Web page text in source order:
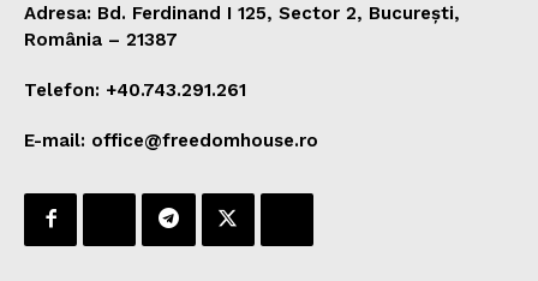
Adresa: Bd. Ferdinand I 125, Sector 2, București,
România – 21387
Telefon: +40.743.291.261
E-mail: office@freedomhouse.ro